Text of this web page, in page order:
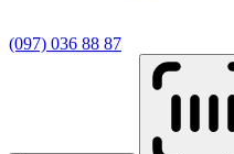
(097) 036 88 87